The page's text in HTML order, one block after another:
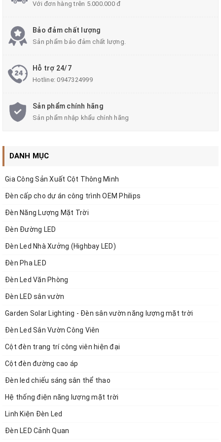
chiếu sáng mới với nhiều ưu điểm đang dần trở thành xu
xuất bởi Công ty Cổ phần ZALAA Việt Nam chính là sự
rộng. Hãy cùng chúng tôi khám phá!
1. THIẾT KẾ NHỎ GỌN, KIỂU DÁNG ĐẸP
- Đèn xưởng có hình hàng giống 1 chiếc đĩa bay UFO nên
kia
3.1kg, rất là nhẹ so với các sản phẩm chiếu sáng nhà xưởng
khác. Với thiết kế nhỏ gọn như vậy rất dễ lắp đặt ở nhiều vị
trí khác nhau đặt biệt các vị trí phải lắp đặt trên cao.
Đèn sử dụng chip Philips cho quang hiệu 130 Lm/W. Với 1
Ngoài ra đèn còn có len định hướng giúp tập trung ánh sáng
xuống phía dưới mặt sàn làm việc giúp chiếu sáng hiệu quả
Với đơn hàng trên 5.000.000 đ
Bảo đảm chất lượng
Sản phẩm bảo đảm chất lượng.
Hỗ trợ 24/7
Hotline:0947324999
Sản phẩm chính hãng
Sản phẩm nhập khẩu chính hãng
DANH MỤC
Gia Công Sản Xuất Cột Thông Minh
Đèn cấp cho dự án công trình OEM Philips
Đèn Năng Lượng Mặt Trời
Đèn Đường LED
Đèn Led Nhà Xưởng (Highbay LED)
Đèn Pha LED
Đèn Led Văn Phòng
Đèn LED sân vườn
Garden Solar Lighting - Đèn sân vườn năng lượng mặt trời
Đèn Led Sân Vườn Công Viên
Cột đèn trang trí công viên hiện đại
Cột đèn đường cao áp
Đèn led chiếu sáng sân thể thao
Hệ thống điện năng lượng mặt trời
Linh Kiện Đèn Led
Đèn LED Cảnh Quan